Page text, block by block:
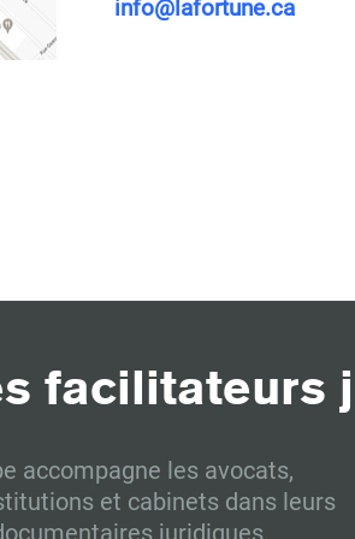
info@lafortune.ca
facilitateurs
accompagne les avocats,
et cabinets dans leurs
juridiques.